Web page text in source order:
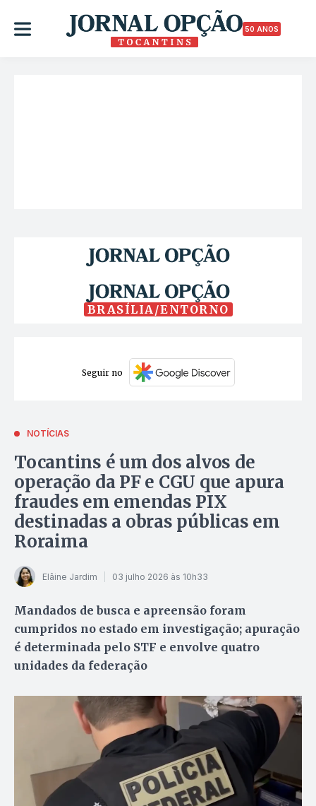
50 ANOS
BRASÍLIA/ENTORNO
Seguir no
NOTÍCIAS
Tocantins é um dos alvos de
operação da PF e CGU que apura
fraudes em emendas PIX
destinadas a obras públicas em
Roraima
Elâine Jardim 03 julho 2026 às 10h33
Mandados de busca e apreensão foram
cumpridos no estado em investigação; apuração
é determinada pelo STF e envolve quatro
unidades da federação